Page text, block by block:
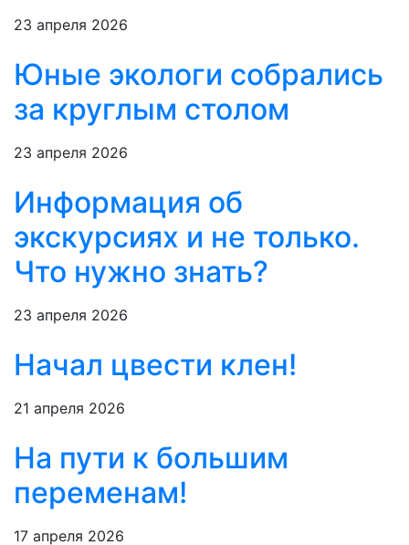
23 апреля 2026
Юные экологи собрались
за круглым столом
23 апреля 2026
Информация об
экскурсиях и не только.
Что нужно знать?
23 апреля 2026
Начал цвести клен!
21 апреля 2026
На пути к большим
переменам!
17 апреля 2026